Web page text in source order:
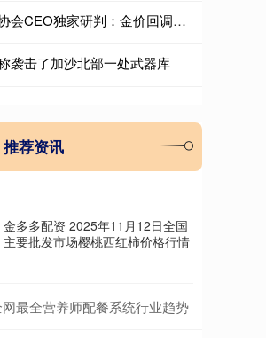
盘配资 伦敦金银市场协会CEO独家研判：金价回调莫慌！只是获利了结，中国需求持续火爆！ 大行说
袭击了加沙北部一处武器库
推荐资讯
金多多配资 2025年11月12日全国
主要批发市场樱桃西红柿价格行情
最全营养师配餐系统行业趋势